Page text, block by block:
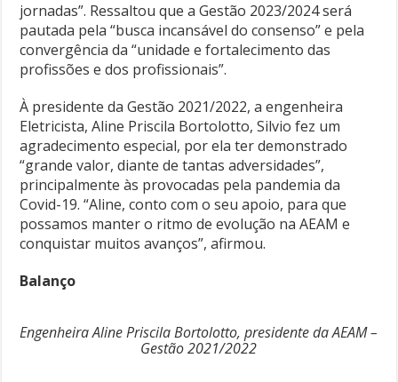
jornadas”. Ressaltou que a Gestão 2023/2024 será
pautada pela “busca incansável do consenso” e pela
convergência da “unidade e fortalecimento das
profissões e dos profissionais”.
À presidente da Gestão 2021/2022, a engenheira
Eletricista, Aline Priscila Bortolotto, Silvio fez um
agradecimento especial, por ela ter demonstrado
“grande valor, diante de tantas adversidades”,
principalmente às provocadas pela pandemia da
Covid-19. “Aline, conto com o seu apoio, para que
possamos manter o ritmo de evolução na AEAM e
conquistar muitos avanços”, afirmou.
Balanço
Engenheira Aline Priscila Bortolotto, presidente da AEAM –
Gestão 2021/2022